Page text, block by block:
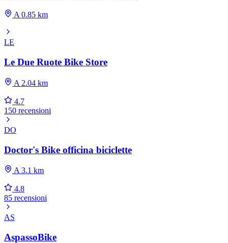
A 0.85 km
LE
Le Due Ruote Bike Store
A 2.04 km
4.7
150 recensioni
DO
Doctor's Bike officina biciclette
A 3.1 km
4.8
85 recensioni
AS
AspassoBike